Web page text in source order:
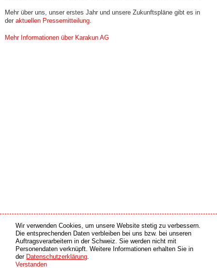
Mehr über uns, unser erstes Jahr und unsere Zukunftspläne gibt es in
der aktuellen Pressemitteilung.
Mehr Informationen über Karakun AG
Medien Partner
copyright © 2026 by swiss made software gmbh, Switzerland - all rights reserved.
Online Partner
Wir verwenden Cookies, um unsere Website stetig zu verbessern.
Die entsprechenden Daten verbleiben bei uns bzw. bei unseren
Auftragsverarbeitern in der Schweiz. Sie werden nicht mit
Personendaten verknüpft. Weitere Informationen erhalten Sie in
der Datenschutzerklärung.
Verstanden